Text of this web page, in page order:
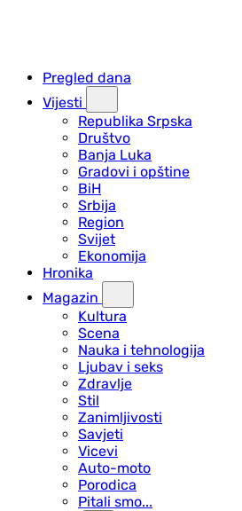
Pregled dana
Vijesti
Republika Srpska
Društvo
Banja Luka
Gradovi i opštine
BiH
Srbija
Region
Svijet
Ekonomija
Hronika
Magazin
Kultura
Scena
Nauka i tehnologija
Ljubav i seks
Zdravlje
Stil
Zanimljivosti
Savjeti
Vicevi
Auto-moto
Porodica
Pitali smo...